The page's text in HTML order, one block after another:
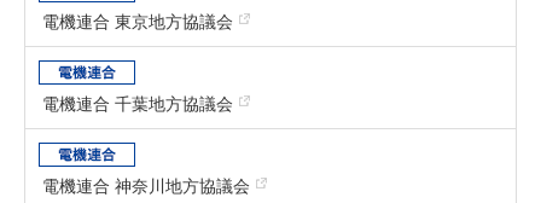
電機連合 東京地方協議会
電機連合 千葉地方協議会
電機連合 神奈川地方協議会